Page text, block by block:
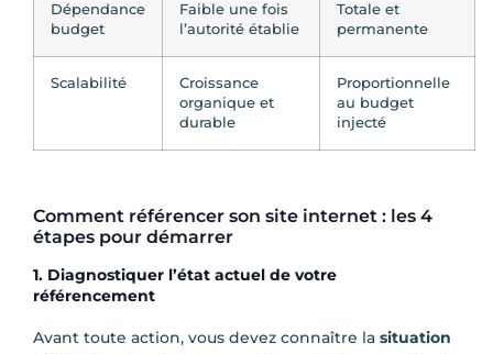
Dépendance
budget
Faible une fois
l’autorité établie
Totale et
permanente
Scalabilité
Croissance
organique et
durable
Proportionnelle
au budget
injecté
Comment référencer son site internet : les 4
étapes pour démarrer
1. Diagnostiquer l’état actuel de votre
référencement
Avant toute action, vous devez connaître la situation